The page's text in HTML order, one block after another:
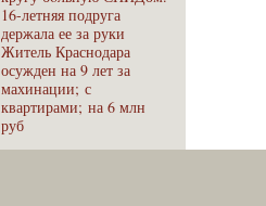
16-летняя подруга
держала ее за руки
Житель Краснодара
осужден на 9 лет за
махинации; с
квартирами; на 6 млн
руб